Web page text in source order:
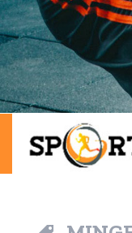
Meniu
Căutare